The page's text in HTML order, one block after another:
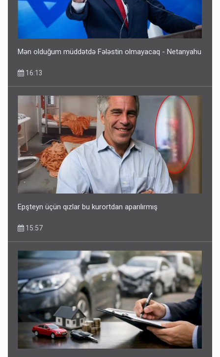
Mən olduğum müddətdə Fələstin olmayacaq - Netanyahu
16:13
Epşteyn üçün qızlar bu kurortdan aparılırmış
15:57